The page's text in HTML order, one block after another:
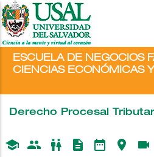
ESCUELA DE NEGOCIOS
CIENCIAS ECONÓMICAS
Derecho Procesal
school people wc description date_range place videocam